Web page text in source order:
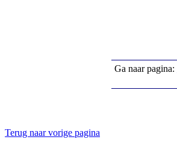
Ga naar pagina:
Terug naar vorige pagina